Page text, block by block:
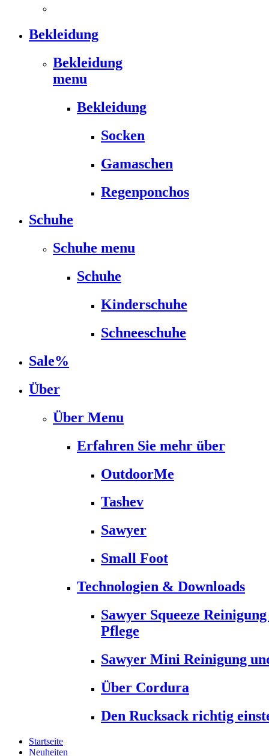
Bekleidung
Bekleidung
menu
Bekleidung
Socken
Gamaschen
Regenponchos
Schuhe
Schuhe menu
Schuhe
Kinderschuhe
Schneeschuhe
Sale%
Über
Über Menu
Erfahren Sie mehr über
OutdoorMe
Tashev
Sawyer
Small Foot
Technologien & Downloads
Sawyer Squeeze
Pflege
Sawyer Mini Reinigung
Über Cordura
Den Rucksack richtig
Startseite
Neuheiten